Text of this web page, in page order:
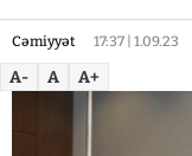
Cəmiyyət 17:37 | 1.09.23
A- A A+